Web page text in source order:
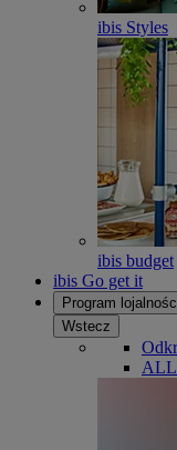
ibis Styles
ibis budget
ibis Go get it
Program
Wstecz
ALL